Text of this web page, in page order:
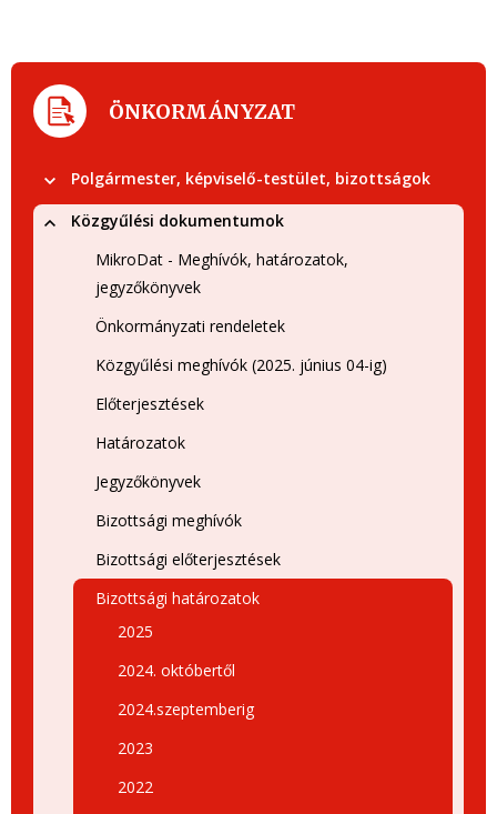
ÖNKORMÁNYZAT
Polgármester, képviselő-testület, bizottságok
Közgyűlési dokumentumok
MikroDat - Meghívók, határozatok,
jegyzőkönyvek
Önkormányzati rendeletek
Közgyűlési meghívók (2025. június 04-ig)
Előterjesztések
Határozatok
Jegyzőkönyvek
Bizottsági meghívók
Bizottsági előterjesztések
Bizottsági határozatok
2025
2024. októbertől
2024.szeptemberig
2023
2022